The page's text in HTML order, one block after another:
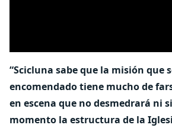
“Scicluna sabe que la misión que
encomendado tiene mucho de
en escena que no desmedrará ni
momento la estructura de la